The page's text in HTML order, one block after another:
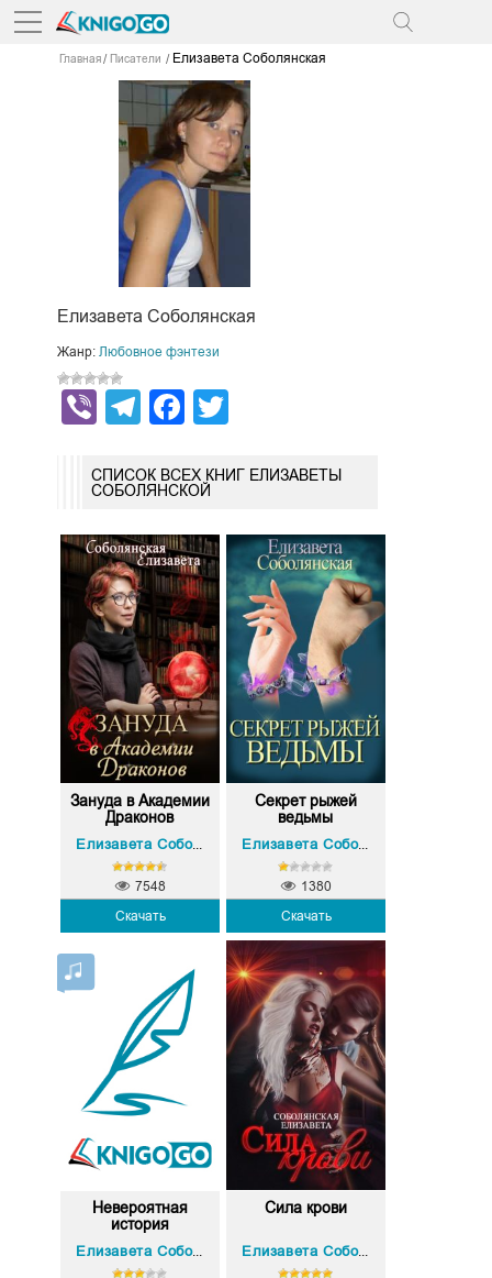
Главная Писатели Елизавета Соболянская
Елизавета Соболянская
Жанр: Любовное фэнтези
ViberTelegram
Facebook
СПИСОК ВСЕХ КНИГ ЕЛИЗАВЕТЫ
СОБОЛЯНСКОЙ
Зануда в Академии
Драконов
Елизавета Соболянская
Скачать
7548
Секрет рыжей
ведьмы
Елизавета Соболянская
Скачать
1380
Невероятная
история
Елизавета Соболянская
Сила крови
Елизавета Соболянская